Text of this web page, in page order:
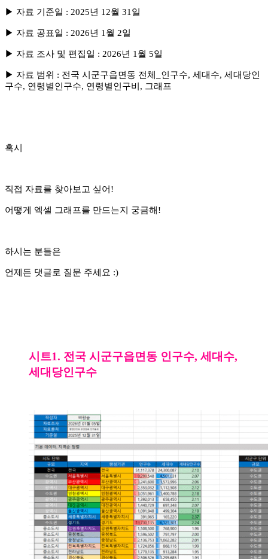
▶ 자료 기준일 : 2025년 12월 31일
▶ 자료 공표일 : 2026년 1월 2일
▶ 자료 조사 및 편집일 : 2026년 1월 5일
▶ 자료 범위 : 전국 시군구읍면동 전체_인구수, 세대수, 세대당인
구수, 연령별인구수, 연령별인구비, 그래프
혹시
직접 자료를 찾아보고 싶어!
어떻게 엑셀 그래프를 만드는지 궁금해!
하시는 분들은
언제든 댓글로 질문 주세요 :)
시트1. 전국 시군구읍면동 인구수, 세대수,
세대당인구수